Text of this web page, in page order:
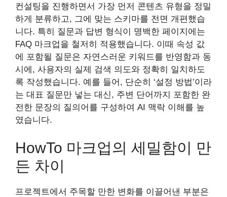
컨설팅을 진행하면서 가장 먼저 콘텐츠 유형을 정밀
하게 분류하고, 그에 맞는 스키마를 전면 개편했습
니다. 특히 질문과 답변 형식이 명백한 페이지에는
FAQ 마크업을 철저히 적용했습니다. 이때 속성 값
에 포함될 질문은 자연스러운 키워드를 반영함과 동
시에, 사용자의 실제 검색 의도와 정확히 일치하도
록 작성했습니다. 예를 들어, 단순히 ‘설정 방법’이라
는 대표 질문만 넣는 대신, 주변 단어까지 포함한 완
전한 문장의 질의어를 구성하여 AI 맥락 이해를 높
였습니다.
HowTo 마크업의 세밀함이 만
든 차이
프로젝트에서 주목할 만한 변화를 이끌어낸 부분은